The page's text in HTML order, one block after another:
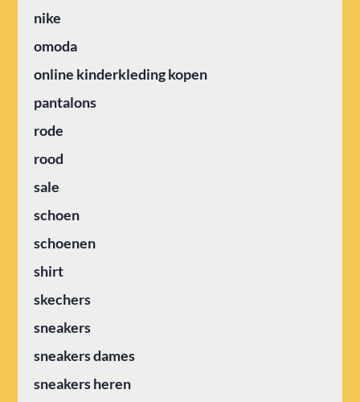
nike
omoda
online kinderkleding kopen
pantalons
rode
rood
sale
schoen
schoenen
shirt
skechers
sneakers
sneakers dames
sneakers heren